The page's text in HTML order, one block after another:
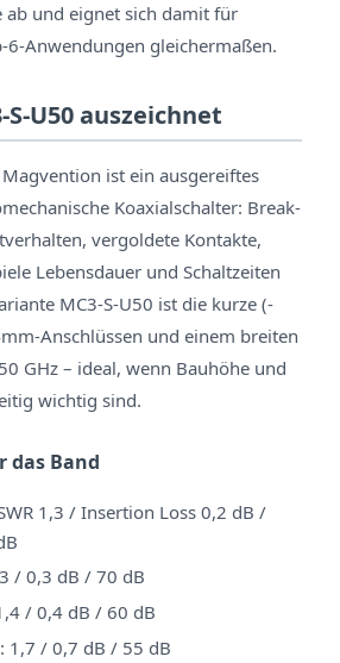
ab und eignet sich damit für
6-Anwendungen gleichermaßen.
S-U50 auszeichnet
ist ein ausgereiftes
Koaxialschalter: Break-
vergoldete Kontakte,
Lebensdauer und Schaltzeiten
MC3-S-U50 ist die kurze (-
Anschlüssen und einem breiten
GHz – ideal, wenn Bauhöhe und
wichtig sind.
das Band
1,3 / Insertion Loss 0,2 dB /
/ 0,3 dB / 70 dB
/ 0,4 dB / 60 dB
1,7 / 0,7 dB / 55 dB